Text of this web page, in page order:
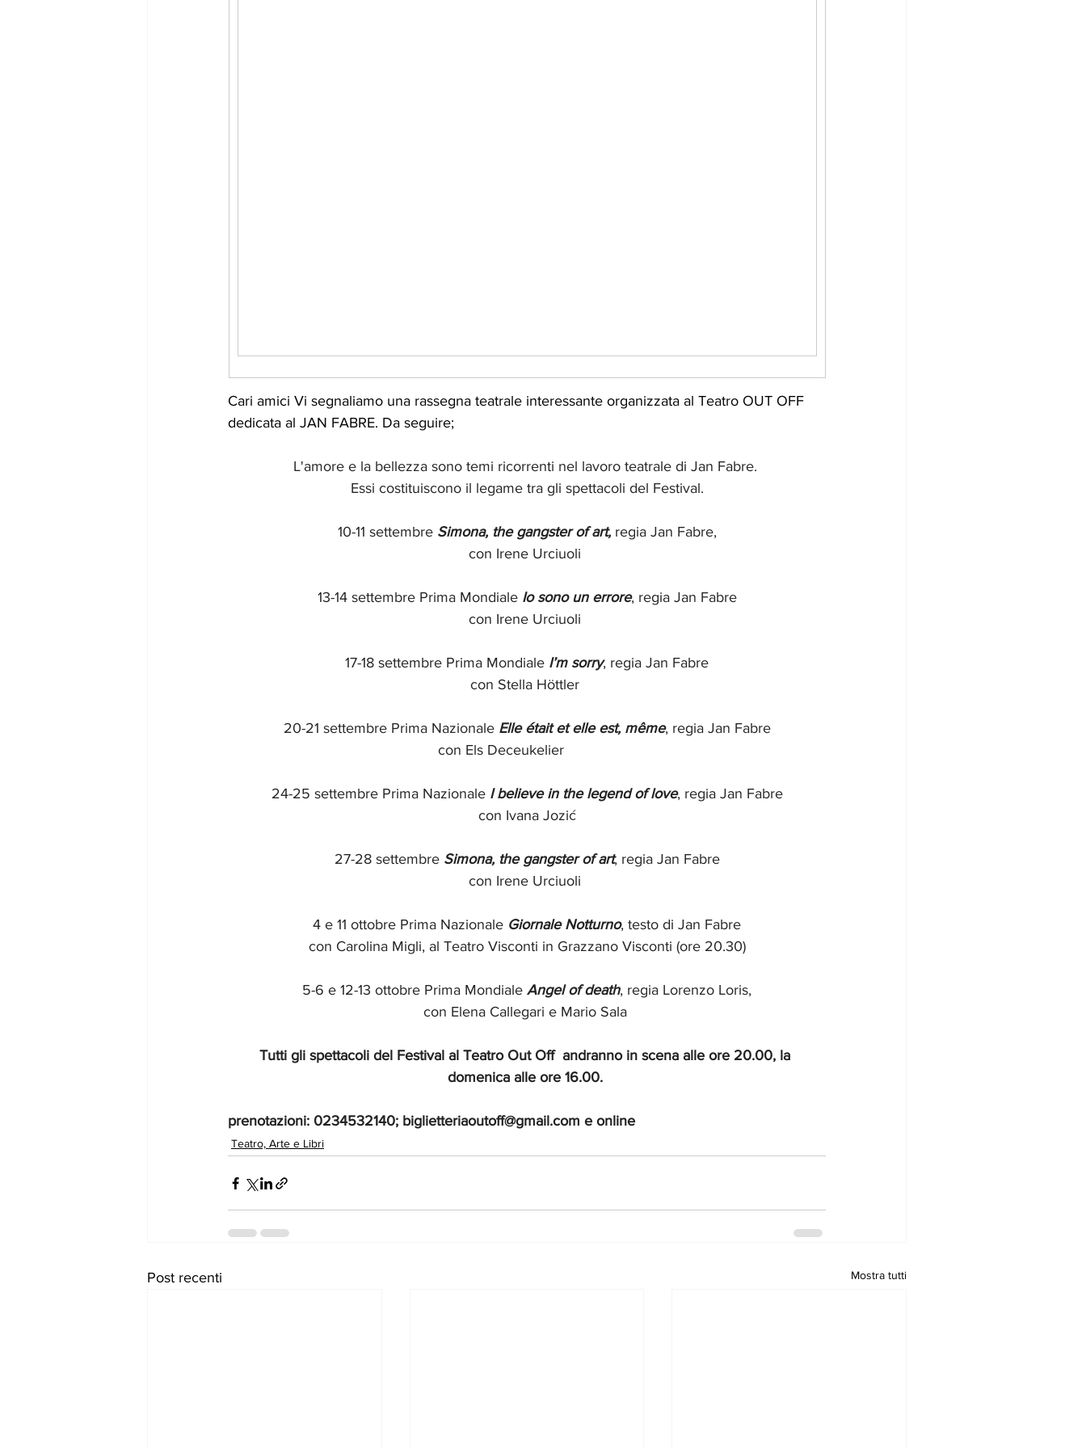
Cari amici Vi segnaliamo una rassegna teatrale interessante organizzata al Teatro OUT OFF
dedicata al JAN FABRE. Da seguire;
L'amore e la bellezza sono temi ricorrenti nel lavoro teatrale di Jan Fabre.
Essi costituiscono il legame tra gli spettacoli del Festival.
10-11 settembre Simona, the gangster of art, regia Jan Fabre,
con Irene Urciuoli
13-14 settembre Prima Mondiale Io sono un errore, regia Jan Fabre
con Irene Urciuoli
17-18 settembre Prima Mondiale I’m sorry, regia Jan Fabre
con Stella Höttler
20-21 settembre Prima Nazionale Elle était et elle est, même, regia Jan Fabre
con Els Deceukelier
24-25 settembre Prima Nazionale I believe in the legend of love, regia Jan Fabre
con Ivana Jozić
27-28 settembre Simona, the gangster of art, regia Jan Fabre
con Irene Urciuoli
4 e 11 ottobre Prima Nazionale Giornale Notturno, testo di Jan Fabre
con Carolina Migli, al Teatro Visconti in Grazzano Visconti (ore 20.30)
5-6 e 12-13 ottobre Prima Mondiale Angel of death, regia Lorenzo Loris,
con Elena Callegari e Mario Sala
Tutti gli spettacoli del Festival al Teatro Out Off  andranno in scena alle ore 20.00, la
domenica alle ore 16.00.
prenotazioni: 0234532140; biglietteriaoutoff@gmail.com e online
Teatro, Arte e Libri
Post recenti Mostra tutti